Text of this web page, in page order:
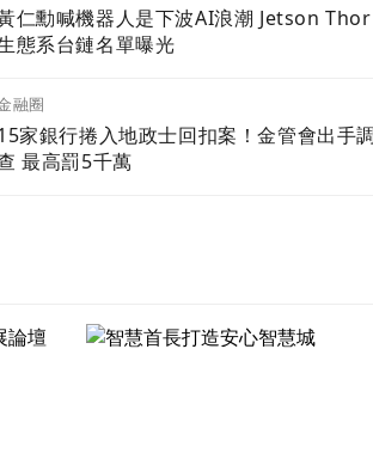
仁勳喊機器人是下波AI浪潮 Jetson Thor
態系台鏈名單曝光
融圈
家銀行捲入地政士回扣案！金管會出手調
查 最高罰5千萬